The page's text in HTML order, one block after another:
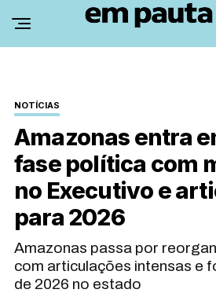
NOTÍCIAS
Amazonas entra
fase política com
no Executivo e
para 2026
Amazonas passa por
com articulações intensas e
de 2026 no estado